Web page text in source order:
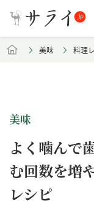
美味 料理
美味
よく噛んで
む回数を増
レシピ